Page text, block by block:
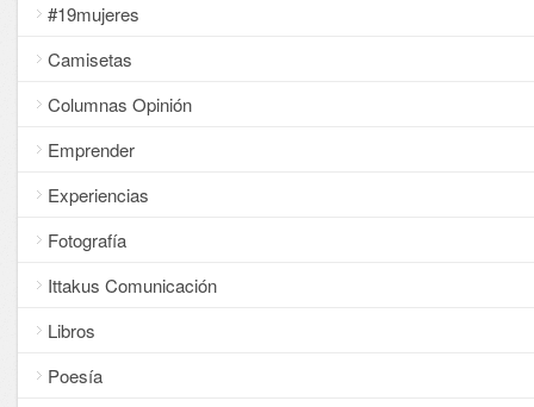
#19mujeres
Camisetas
Columnas Opinión
Emprender
Experiencias
Fotografía
Ittakus Comunicación
Libros
Poesía